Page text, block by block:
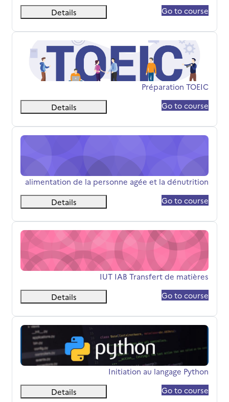
Go to course
Details
Préparation TOEIC
שם הקורס
Préparation TOEIC
Go to course
Details
alimentation de la personne agée et la dénutrition
שם הקורס
alimentation de la personne agée et la dénutrition
Go to course
Details
IUT IAB Transfert de matières
שם הקורס
IUT IAB Transfert de matières
Go to course
Details
Initiation au langage Python
שם הקורס
Initiation au langage Python
Go to course
Details